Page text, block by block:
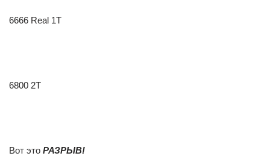
6666 Real 1T
6800 2T
Вот это РАЗРЫВ!